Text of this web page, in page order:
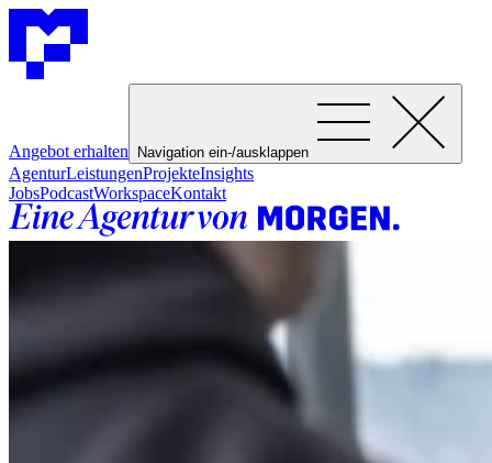
Angebot erhalten Navigation ein-/ausklappen
AgenturLeistungenProjekteInsights
JobsPodcastWorkspaceKontakt